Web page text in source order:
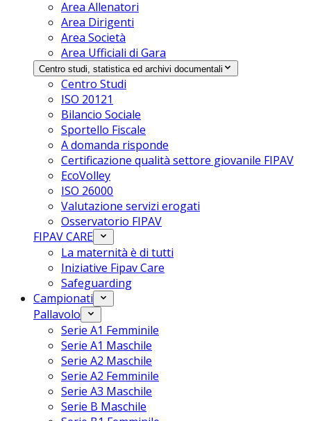
Area Allenatori
Area Dirigenti
Area Società
Area Ufficiali di Gara
Centro studi, statistica ed archivi documentali
Centro Studi
ISO 20121
Bilancio Sociale
Sportello Fiscale
A domanda risponde
Certificazione qualità settore giovanile FIPAV
EcoVolley
ISO 26000
Valutazione servizi erogati
Osservatorio FIPAV
FIPAV CARE
La maternità è di tutti
Iniziative Fipav Care
Safeguarding
Campionati
Pallavolo
Serie A1 Femminile
Serie A1 Maschile
Serie A2 Maschile
Serie A2 Femminile
Serie A3 Maschile
Serie B Maschile